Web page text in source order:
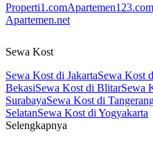
Properti1.comApartemen123.com
Apartemen.net
Sewa Kost
Sewa Kost di JakartaSewa Kost
BekasiSewa Kost di BlitarSewa
SurabayaSewa Kost di
SelatanSewa Kost di Yogyakarta
Selengkapnya